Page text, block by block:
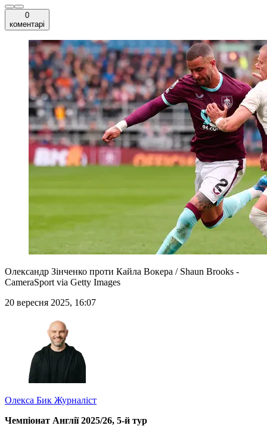
0
коментарі
Олександр Зінченко проти Кайла Вокера / Shaun Brooks -
CameraSport via Getty Images
20 вересня 2025, 16:07
Олекса Бик Журналіст
Чемпіонат Англії 2025/26, 5-й тур